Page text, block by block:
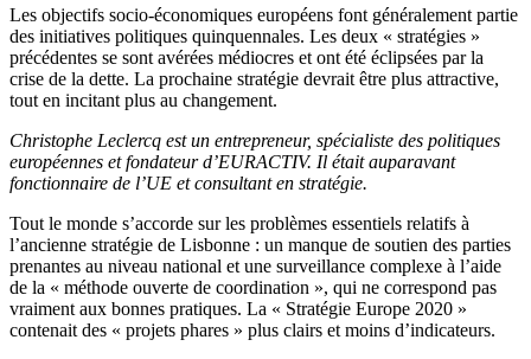
Les objectifs socio-économiques européens font généralement partie
des initiatives politiques quinquennales. Les deux « stratégies »
précédentes se sont avérées médiocres et ont été éclipsées par la
crise de la dette. La prochaine stratégie devrait être plus attractive,
tout en incitant plus au changement.
Christophe Leclercq est un entrepreneur, spécialiste des politiques
européennes et fondateur d’EURACTIV. Il était auparavant
fonctionnaire de l’UE et consultant en stratégie.
Tout le monde s’accorde sur les problèmes essentiels relatifs à
l’ancienne stratégie de Lisbonne : un manque de soutien des parties
prenantes au niveau national et une surveillance complexe à l’aide
de la « méthode ouverte de coordination », qui ne correspond pas
vraiment aux bonnes pratiques. La « Stratégie Europe 2020 »
contenait des « projets phares » plus clairs et moins d’indicateurs.